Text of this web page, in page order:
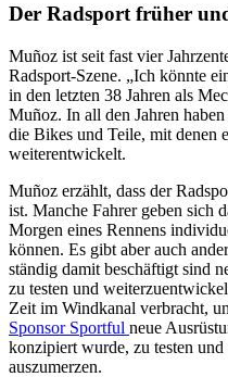
Der Radsport früher
Muñoz ist seit fast vier
Radsport-Szene. „Ich könnte
in den letzten 38 Jahren als
Muñoz. In all den Jahren
die Bikes und Teile, mit denen
weiterentwickelt.
Muñoz erzählt, dass der
ist. Manche Fahrer geben sich
Morgen eines Rennens
können. Es gibt aber auch
ständig damit beschäftigt sind
zu testen und
Zeit im Windkanal verbracht,
Sponsor Sportful neue
konzipiert wurde, zu testen
auszumerzen.